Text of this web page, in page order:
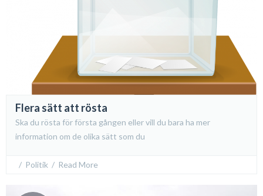
Flera sätt att rösta
Ska du rösta för första gången eller vill du bara ha mer
information om de olika sätt som du
  /
Politik
  /
Read More